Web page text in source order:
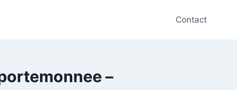
Contact
–